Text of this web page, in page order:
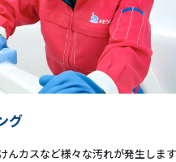
グ
んカスなど様々な汚れが発生しま